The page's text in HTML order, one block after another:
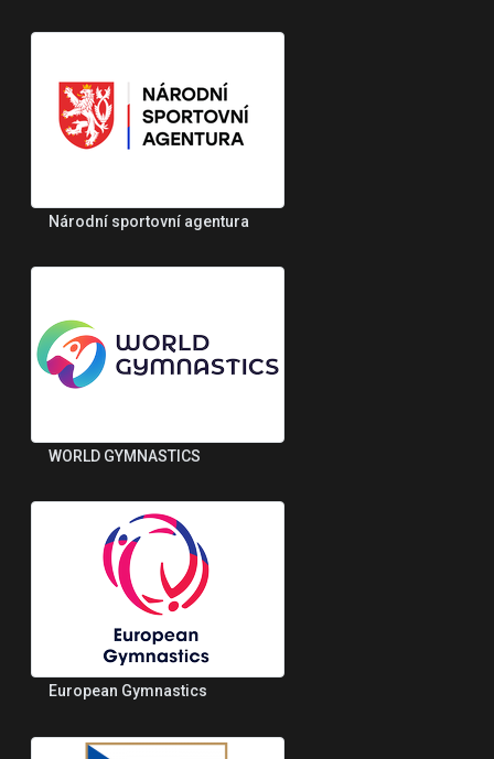
Národní sportovní agentura
WORLD GYMNASTICS
European Gymnastics